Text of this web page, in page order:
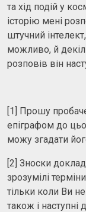
та хід подій у
історію мені
штучний
можливо, й
розповів він
[1] Прошу
епіграфом до
можу згадати
[2] Зноски
зрозумілі
тільки коли Ви
також і наступні